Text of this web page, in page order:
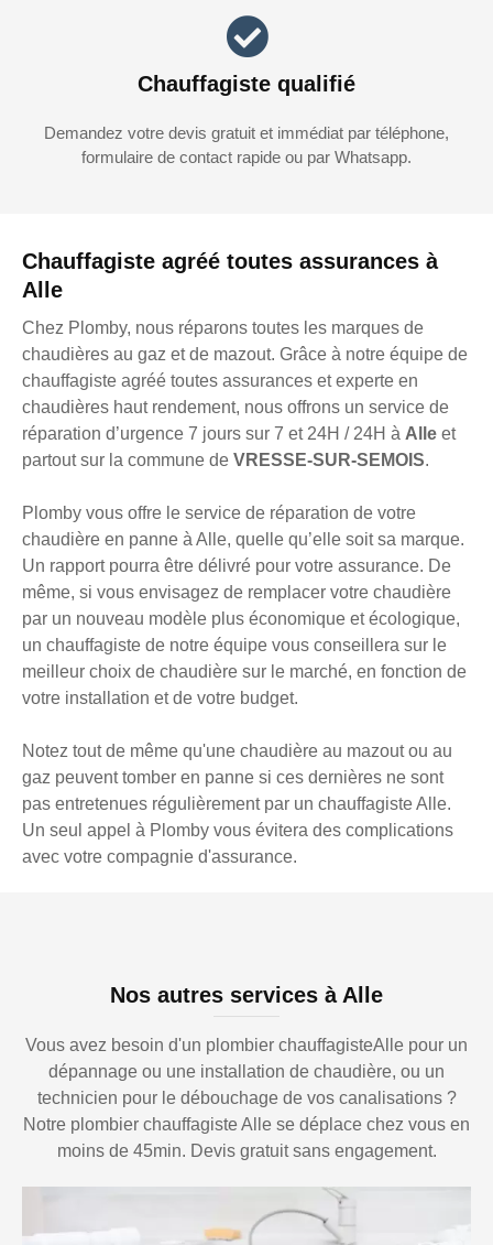
Chauffagiste agréé toutes assurances à
Alle
Chez Plomby, nous réparons toutes les marques de
chaudières au gaz et de mazout. Grâce à notre équipe de
chauffagiste agréé toutes assurances et experte en
chaudières haut rendement, nous offrons un service de
réparation d’urgence 7 jours sur 7 et 24H / 24H à Alle et
partout sur la commune de VRESSE-SUR-SEMOIS.
Plomby vous offre le service de réparation de votre
chaudière en panne à Alle, quelle qu’elle soit sa marque.
Un rapport pourra être délivré pour votre assurance. De
même, si vous envisagez de remplacer votre chaudière
par un nouveau modèle plus économique et écologique,
un chauffagiste de notre équipe vous conseillera sur le
meilleur choix de chaudière sur le marché, en fonction de
votre installation et de votre budget.
Notez tout de même qu'une chaudière au mazout ou au
gaz peuvent tomber en panne si ces dernières ne sont
pas entretenues régulièrement par un chauffagiste Alle.
Un seul appel à Plomby vous évitera des complications
avec votre compagnie d'assurance.
Chauffagiste qualifié
Demandez votre devis gratuit et immédiat par téléphone,
formulaire de contact rapide ou par Whatsapp.
Nos autres services à Alle
Vous avez besoin d'un plombier chauffagisteAlle pour un
dépannage ou une installation de chaudière, ou un
technicien pour le débouchage de vos canalisations ?
Notre plombier chauffagiste Alle se déplace chez vous en
moins de 45min. Devis gratuit sans engagement.